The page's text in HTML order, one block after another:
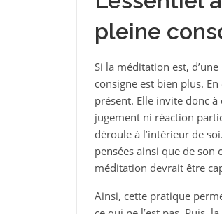
pleine
Si la méditation est,
consigne est bien plus.
présent. Elle invite donc
jugement ni réaction
déroule à l’intérieur de
pensées ainsi que de
méditation devrait être
Ainsi, cette pratique